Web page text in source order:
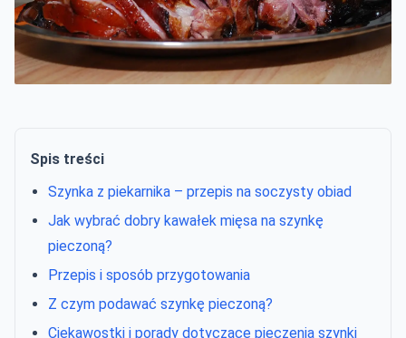
Spis treści
Szynka z piekarnika – przepis na soczysty obiad
Jak wybrać dobry kawałek mięsa na szynkę
pieczoną?
Przepis i sposób przygotowania
Z czym podawać szynkę pieczoną?
Ciekawostki i porady dotyczące pieczenia szynki